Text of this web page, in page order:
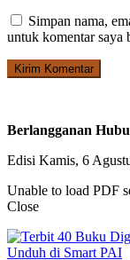
Simpan nama,
untuk komentar saya
Berlangganan
Edisi Kamis, 6
Unable to load PDF
Close